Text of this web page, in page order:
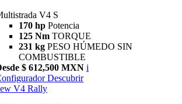
V4 S
170 hp Potencia
125 Nm TORQUE
231 kg PESO HÚMEDO SIN
COMBUSTIBLE
$ 612,500 MXN i
Descubrir
V4 Rally